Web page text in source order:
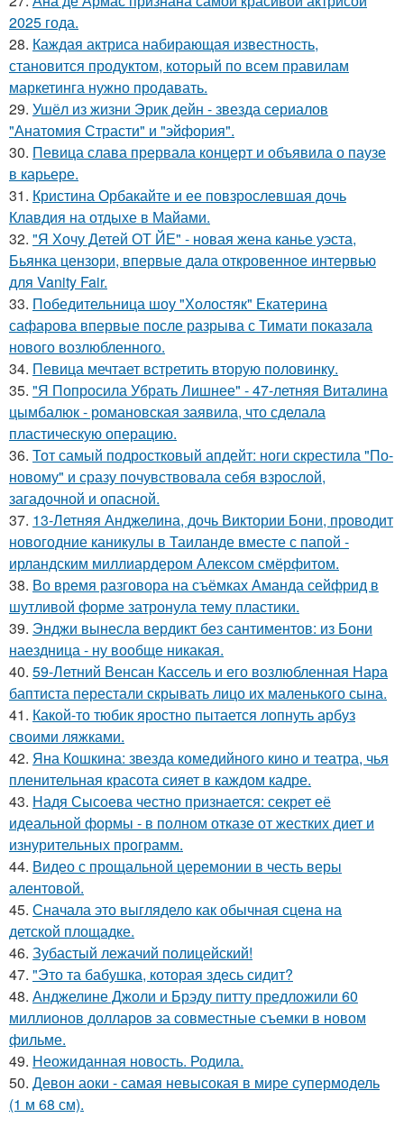
2025 года.
28. Каждая актриса набирающая известность,
становится продуктом, который по всем правилам
маркетинга нужно продавать.
29. Ушёл из жизни Эрик дейн - звезда сериалов
"Анатомия Страсти" и "эйфория".
30. Певица слава прервала концерт и объявила о паузе
в карьере.
31. Кристина Орбакайте и ее повзрослевшая дочь
Клавдия на отдыхе в Майами.
32. "Я Хочу Детей ОТ ЙЕ" - новая жена канье уэста,
Бьянка цензори, впервые дала откровенное интервью
для Vanity Fair.
33. Победительница шоу "Холостяк" Екатерина
сафарова впервые после разрыва с Тимати показала
нового возлюбленного.
34. Певица мечтает встретить вторую половинку.
35. "Я Попросила Убрать Лишнее" - 47-летняя Виталина
цымбалюк - романовская заявила, что сделала
пластическую операцию.
36. Тот самый подростковый апдейт: ноги скрестила "По-
новому" и сразу почувствовала себя взрослой,
загадочной и опасной.
37. 13-Летняя Анджелина, дочь Виктории Бони, проводит
новогодние каникулы в Таиланде вместе с папой -
ирландским миллиардером Алексом смёрфитом.
38. Во время разговора на съёмках Аманда сейфрид в
шутливой форме затронула тему пластики.
39. Энджи вынесла вердикт без сантиментов: из Бони
наездница - ну вообще никакая.
40. 59-Летний Венсан Кассель и его возлюбленная Нара
баптиста перестали скрывать лицо их маленького сына.
41. Какой-то тюбик яростно пытается лопнуть арбуз
своими ляжками.
42. Яна Кошкина: звезда комедийного кино и театра, чья
пленительная красота сияет в каждом кадре.
43. Надя Сысоева честно признается: секрет её
идеальной формы - в полном отказе от жестких диет и
изнурительных программ.
44. Видео с прощальной церемонии в честь веры
алентовой.
45. Сначала это выглядело как обычная сцена на
детской площадке.
46. Зубастый лежачий полицейский!
47. "Это та бабушка, которая здесь сидит?
48. Анджелине Джоли и Брэду питту предложили 60
миллионов долларов за совместные съемки в новом
фильме.
49. Неожиданная новость. Родила.
50. Девон аоки - самая невысокая в мире супермодель
(1 м 68 см).